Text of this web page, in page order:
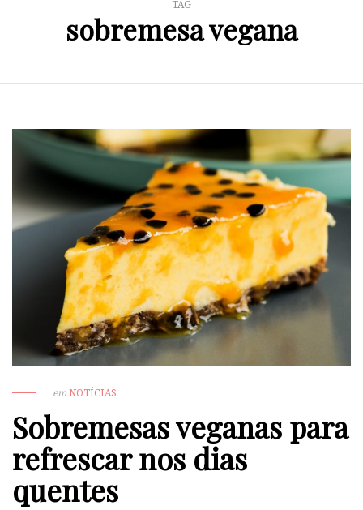
TAG
sobremesa vegana
emNOTÍCIAS
Sobremesas veganas para
refrescar nos dias
quentes